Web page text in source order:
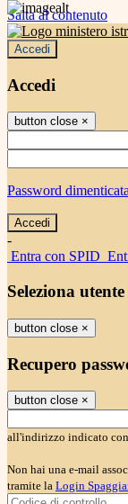
Salta al contenuto
Accedi
Accedi
button close ×
Password
-
Entra con SPID
Seleziona utente
button close ×
Recupero
button close ×
all'indirizzo indicato
Non hai una e-mail
tramite la Login